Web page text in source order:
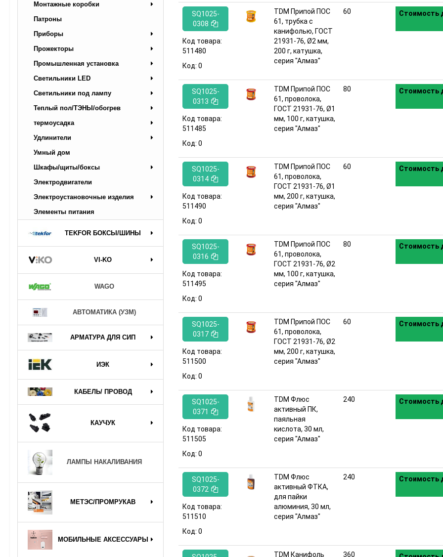
Монтажные коробки
Патроны
Приборы
Прожекторы
Промышленная установка
Светильники LED
Светильники под лампу
Теплый пол/ТЭНЫ/обогрев
термоусадка
Удлинители
Умный дом
Шкафы/щиты/боксы
Электродвигатели
Электроустановочные изделия
Элементы питания
TEKFOR БОКСЫ/ШИНЫ
VI-KO
WAGO
АВТОМАТИКА (УЗМ)
АРМАТУРА ДЛЯ СИП
ИЭК
КАБЕЛЬ/ ПРОВОД
КАУЧУК
ЛАМПЫ НАКАЛИВАНИЯ
МЕТЭС/ПРОМРУКАВ
МОБИЛЬНЫЕ АКСЕССУАРЫ
SQ1025-
0308
Код товара:
511480
Код: 0
TDM Припой ПОС
61, трубка с
канифолью, ГОСТ
21931-76, Ø2 мм,
200 г, катушка,
серия "Алмаз"
60 Стоимость
SQ1025-
0313
Код товара:
511485
Код: 0
TDM Припой ПОС
61, проволока,
ГОСТ 21931-76, Ø1
мм, 100 г, катушка,
серия "Алмаз"
80 Стоимость
SQ1025-
0314
Код товара:
511490
Код: 0
TDM Припой ПОС
61, проволока,
ГОСТ 21931-76, Ø1
мм, 200 г, катушка,
серия "Алмаз"
60 Стоимость
SQ1025-
0316
Код товара:
511495
Код: 0
TDM Припой ПОС
61, проволока,
ГОСТ 21931-76, Ø2
мм, 100 г, катушка,
серия "Алмаз"
80 Стоимость
SQ1025-
0317
Код товара:
511500
Код: 0
TDM Припой ПОС
61, проволока,
ГОСТ 21931-76, Ø2
мм, 200 г, катушка,
серия "Алмаз"
60 Стоимость
SQ1025-
0371
Код товара:
511505
Код: 0
TDM Флюс
активный ПК,
паяльная
кислота, 30 мл,
серия "Алмаз"
240 Стоимость
SQ1025-
0372
Код товара:
511510
Код: 0
TDM Флюс
активный ФТКА,
для пайки
алюминия, 30 мл,
серия "Алмаз"
240 Стоимость
TDM Канифоль 360